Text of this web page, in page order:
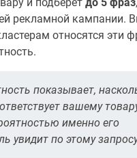
рекламной кампании.
относятся эти
показывает,
вашему
именно его
увидит по этому